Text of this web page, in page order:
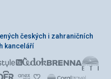
českých i zahraničních
kanceláří